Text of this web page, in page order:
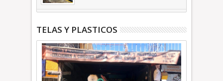
TELAS Y PLASTICOS